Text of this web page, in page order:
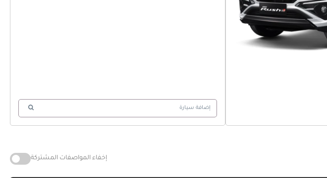
إضافة سيارة
إخفاء المواصفات المشتركة